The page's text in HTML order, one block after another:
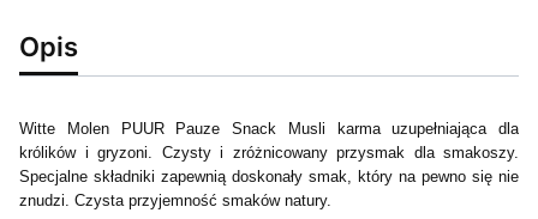
Opis
Witte Molen PUUR Pauze Snack Musli karma uzupełniająca dla
królików i gryzoni. Czysty i zróżnicowany przysmak dla smakoszy.
Specjalne składniki zapewnią doskonały smak, który na pewno się nie
znudzi. Czysta przyjemność smaków natury.